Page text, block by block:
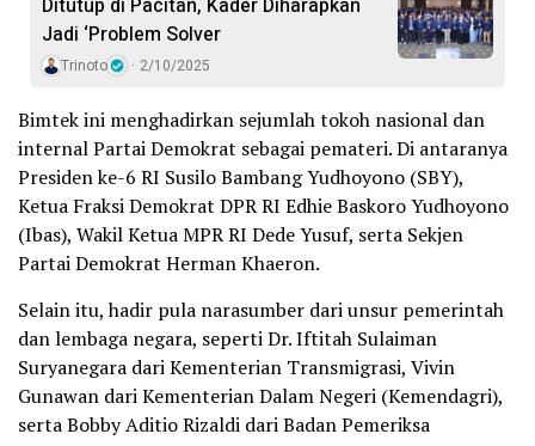
Jadi ‘Problem Solver
Trinoto 2/10/2025
Bimtek ini menghadirkan sejumlah tokoh nasional dan
internal Partai Demokrat sebagai pemateri. Di antaranya
Presiden ke-6 RI Susilo Bambang Yudhoyono (SBY),
Ketua Fraksi Demokrat DPR RI Edhie Baskoro Yudhoyono
(Ibas), Wakil Ketua MPR RI Dede Yusuf, serta Sekjen
Partai Demokrat Herman Khaeron.
Selain itu, hadir pula narasumber dari unsur pemerintah
dan lembaga negara, seperti Dr. Iftitah Sulaiman
Suryanegara dari Kementerian Transmigrasi, Vivin
Gunawan dari Kementerian Dalam Negeri (Kemendagri),
serta Bobby Aditio Rizaldi dari Badan Pemeriksa